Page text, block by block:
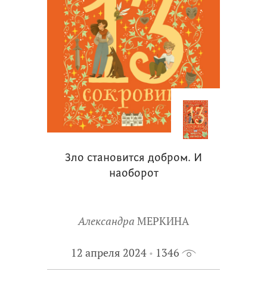
Зло становится добром. И
наоборот
Александра МЕРКИНА
12 апреля 2024 1346